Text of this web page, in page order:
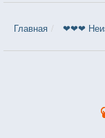
Главная ❤❤❤